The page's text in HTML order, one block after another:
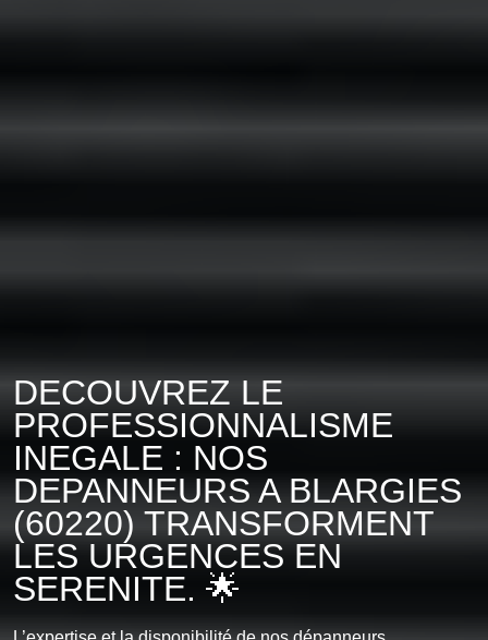
DECOUVREZ LE
PROFESSIONNALISME
INEGALE : NOS
DEPANNEURS A BLARGIES
(60220) TRANSFORMENT
LES URGENCES EN
SERENITE. 🌟